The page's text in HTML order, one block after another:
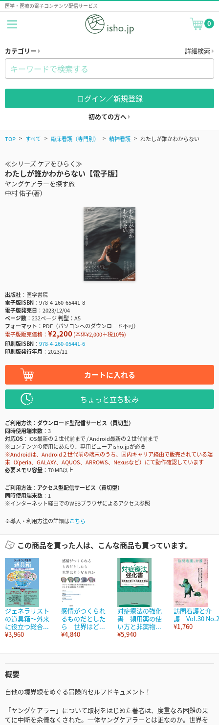
医学・医療の電子コンテンツ配信サービス
0
カテゴリー 詳細検索
ログイン／新規登録
初めての方へ
TOP すべて 臨床看護（専門別） 精神看護 わたしが誰かわからない
≪シリーズ ケアをひらく≫
わたしが誰かわからない【電子版】
ヤングケアラーを探す旅
中村 佑子(著)
出版社
医学書院
電子版ISBN
978-4-260-65441-8
電子版発売日
2023/12/04
ページ数
232ページ判型
A5
フォーマット
PDF（パソコンへのダウンロード不可）
電子版販売価格： ¥2,200(本体¥2,000＋税10％)
印刷版ISBN
978-4-260-05441-6
印刷版発行年月
2023/11
カートに入れる
ちょっと立ち読み
ご利用方法
ダウンロード型配信サービス（買切型）
同時使用端末数
3
対応OS
iOS最新の２世代前まで / Android最新の２世代前まで
※コンテンツの使用にあたり、専用ビューアisho.jpが必要
※Androidは、Android２世代前の端末のうち、国内キャリア経由で販売されている端
末（Xperia、GALAXY、AQUOS、ARROWS、Nexusなど）にて動作確認しています
必要メモリ容量
70 MB以上
ご利用方法
アクセス型配信サービス（買切型）
同時使用端末数
1
※インターネット経由でのWEBブラウザによるアクセス参照
※導入・利用方法の詳細はこちら
この商品を買った人は、こんな商品も買っています。
ジェネラリスト
の道具箱～外来
に役立つ総合...
¥3,960
感情がつくられ
るものだとした
ら 世界はど...
¥4,840
対症療法の強化
書 頻用薬の使
い方と非薬物...
¥5,940
訪問看護と介
護 Vol.30 No.2
¥1,760
概要
自他の境界線をめぐる冒険的セルフドキュメント！
「ヤングケアラー」について取材をはじめた著者は、度重なる困難の果
てに中断を余儀なくされた。一体ヤングケアラーとは誰なのか。世界を